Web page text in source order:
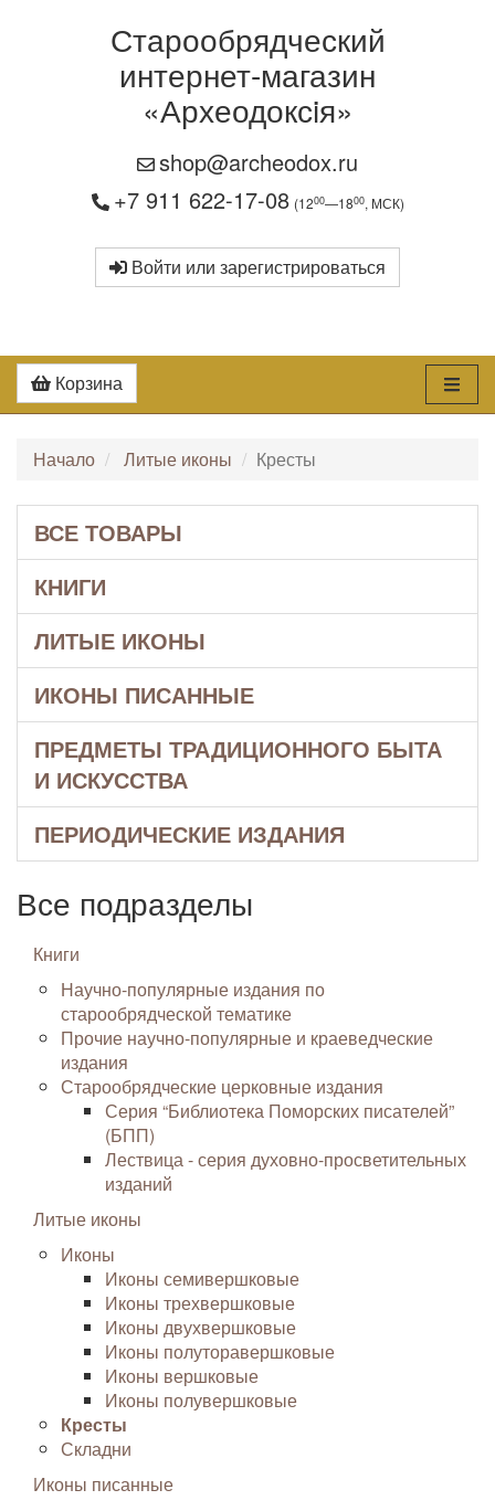
Старообрядческий
интернет-магазин
«Археодоксiя»
shop@archeodox.ru
+7 911 622-17-08 (1200—1800, МСК)
Войти или зарегистрироваться
Корзина
Начало Литые иконы Кресты
ВСЕ ТОВАРЫ
КНИГИ
ЛИТЫЕ ИКОНЫ
ИКОНЫ ПИСАННЫЕ
ПРЕДМЕТЫ ТРАДИЦИОННОГО БЫТА
И ИСКУССТВА
ПЕРИОДИЧЕСКИЕ ИЗДАНИЯ
Все подразделы
Книги
Научно-популярные издания по
старообрядческой тематике
Прочие научно-популярные и краеведческие
издания
Старообрядческие церковные издания
Серия “Библиотека Поморских писателей”
(БПП)
Лествица - серия духовно-просветительных
изданий
Литые иконы
Иконы
Иконы семивершковые
Иконы трехвершковые
Иконы двухвершковые
Иконы полуторавершковые
Иконы вершковые
Иконы полувершковые
Кресты
Складни
Иконы писанные